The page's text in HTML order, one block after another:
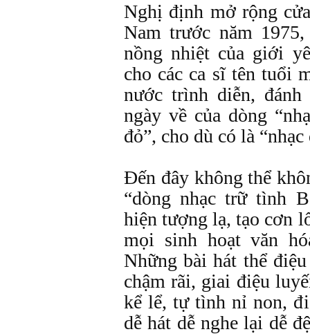
Nghị định mở rộng
Nam trước năm
nồng nhiệt của giới
cho các ca sĩ tên tuổi
nước trình diễn,
ngày về của dòng
đỏ”, cho dù có là
Đến đây không thể
“dòng nhạc trữ tình
hiện tượng lạ, tạo cơn
mọi sinh hoạt văn
Những bài hát thể
chậm rãi, giai điệu
kể lể, tự tình nỉ non,
dễ hát dễ nghe lại dễ